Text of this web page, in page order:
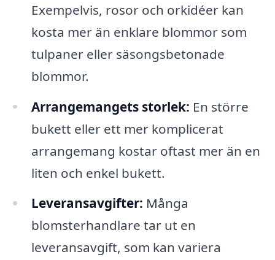
Exempelvis, rosor och orkidéer kan
kosta mer än enklare blommor som
tulpaner eller säsongsbetonade
blommor.
Arrangemangets storlek: En större
bukett eller ett mer komplicerat
arrangemang kostar oftast mer än en
liten och enkel bukett.
Leveransavgifter: Många
blomsterhandlare tar ut en
leveransavgift, som kan variera